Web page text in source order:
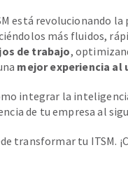
está revolucionando
más fluidos,
de trabajo,
mejor experiencia al
integrar la
de tu empresa al
transformar tu ITSM.